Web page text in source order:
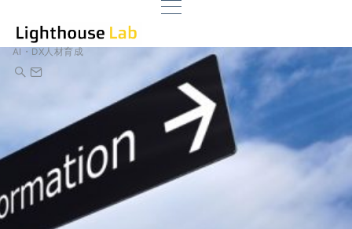
AI・DX人材育成